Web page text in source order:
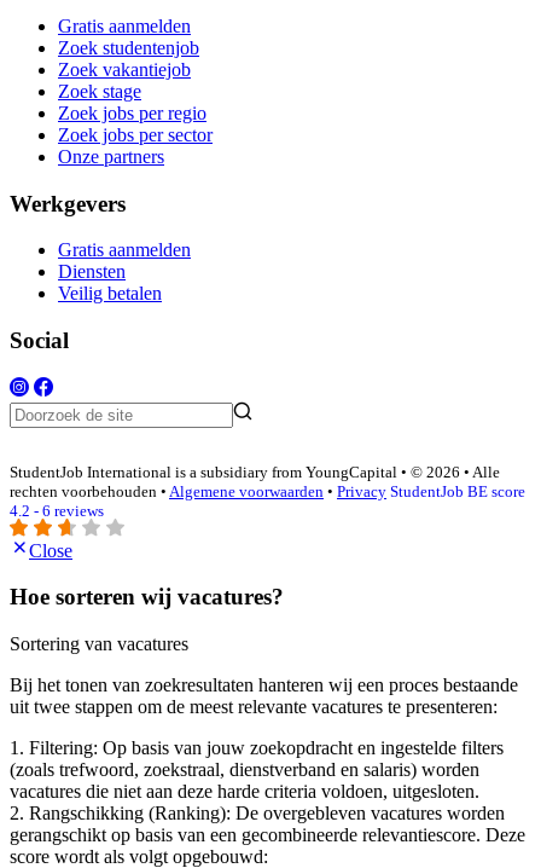
Gratis aanmelden
Zoek studentenjob
Zoek vakantiejob
Zoek stage
Zoek jobs per regio
Zoek jobs per sector
Onze partners
Werkgevers
Gratis aanmelden
Diensten
Veilig betalen
Social
StudentJob International is a subsidiary from YoungCapital • © 2026 • Alle
rechten voorbehouden • Algemene voorwaarden • Privacy StudentJob BE score
4.2 - 6 reviews
Close
Hoe sorteren wij vacatures?
Sortering van vacatures
Bij het tonen van zoekresultaten hanteren wij een proces bestaande
uit twee stappen om de meest relevante vacatures te presenteren:
1. Filtering: Op basis van jouw zoekopdracht en ingestelde filters
(zoals trefwoord, zoekstraal, dienstverband en salaris) worden
vacatures die niet aan deze harde criteria voldoen, uitgesloten.
2. Rangschikking (Ranking): De overgebleven vacatures worden
gerangschikt op basis van een gecombineerde relevantiescore. Deze
score wordt als volgt opgebouwd: